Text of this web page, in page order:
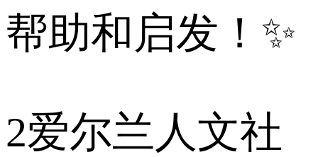
帮助和启发！✨
2爱尔兰人文社